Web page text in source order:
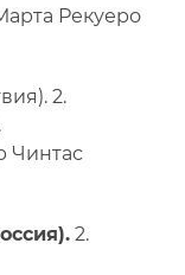
Рекуеро
2.
Чинтас
2.